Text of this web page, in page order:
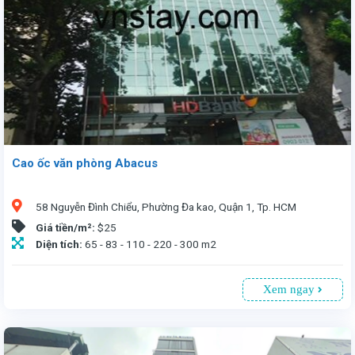
Cao ốc văn phòng Abacus
58 Nguyễn Đình Chiểu, Phường Đa kao, Quận 1, Tp. HCM
Giá tiền/m²: $25
Diện tích: 65 - 83 - 110 - 220 - 300 m2
Xem ngay